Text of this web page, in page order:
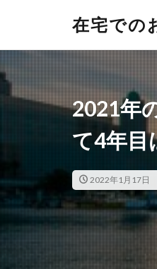
在宅での
2021年
て4年目
2022年1月17日